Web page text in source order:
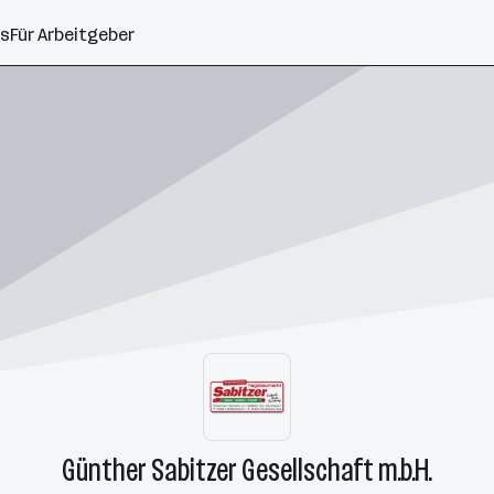
Für Arbeitgeber
Günther Sabitzer Gesellschaft m.b.H.